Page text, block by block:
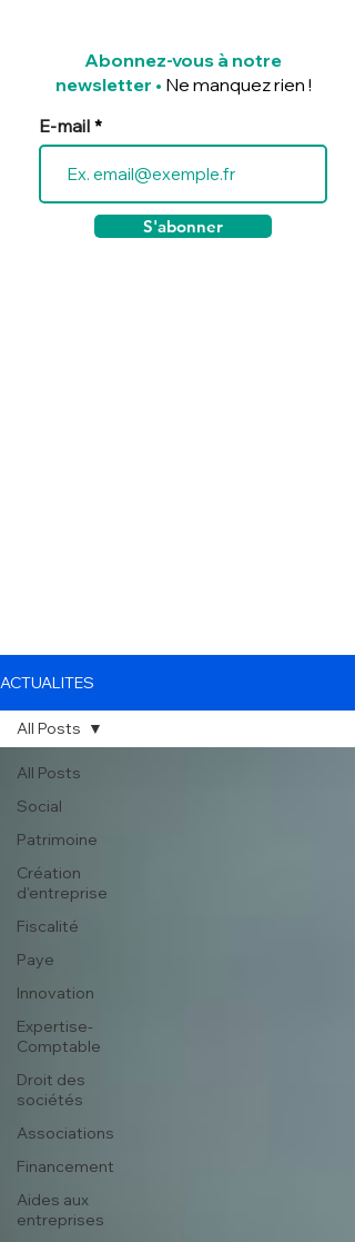
Abonnez-vous à notre
newsletter • Ne manquez rien !
E-mail
S'abonner
ACTUALITES
All Posts
Social
Patrimoine
Création
d'entreprise
Fiscalité
Paye
Innovation
Expertise-
Comptable
Droit des
sociétés
Associations
Financement
Aides aux
entreprises
All Posts